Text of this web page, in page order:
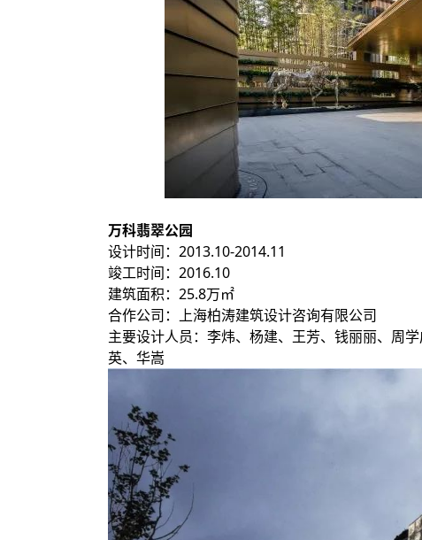
万科翡翠公园
设计时间：2013.10-2014.11
竣工时间：2016.10
建筑面积：25.8万㎡
合作公司：上海柏涛建筑设计咨询有限公司
主要设计人员：李炜、杨建、王芳、钱丽丽、周
英、华嵩